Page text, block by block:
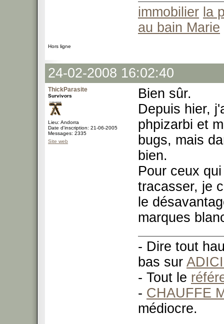
immobilier la
au bain Marie
Hors ligne
24-02-2008 16:02:40
ThickParasite
Survivors
Lieu: Andorra
Date d'inscription: 21-06-2005
Messages: 2335
Site web
Bien sûr.
Depuis hier,
phpizarbi et
bugs, mais
bien.
Pour ceux
tracasser, je
le
marques
- Dire tout
bas sur
- Tout le
- CHAUFFE
médiocre.